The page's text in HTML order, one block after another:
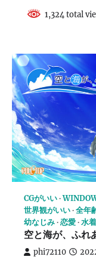
1,324 total
CGがいい
世界観がいい 全年
幼なじみ 恋愛 水着
空と海が、ふれ
phi72110